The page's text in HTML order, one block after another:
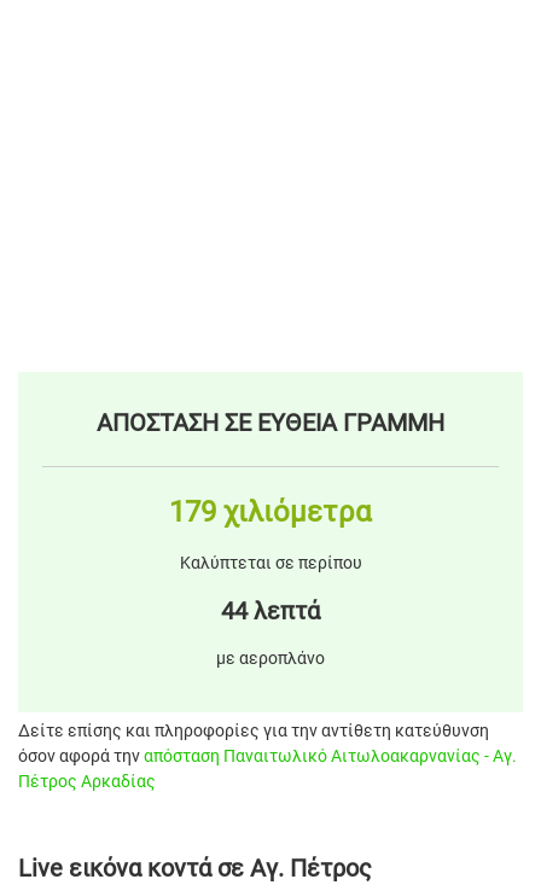
ΑΠΟΣΤΑΣΗ ΣΕ ΕΥΘΕΙΑ ΓΡΑΜΜΗ
179 χιλιόμετρα
Καλύπτεται σε περίπου
44 λεπτά
με αεροπλάνο
Δείτε επίσης και πληροφορίες για την αντίθετη κατεύθυνση
όσον αφορά τηναπόσταση Παναιτωλικό Αιτωλοακαρνανίας - Αγ.
Πέτρος Αρκαδίας
Live εικόνα κοντά σε Αγ. Πέτρος